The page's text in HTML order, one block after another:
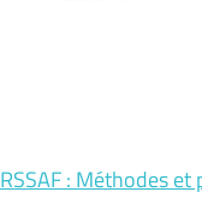
: Méthodes et